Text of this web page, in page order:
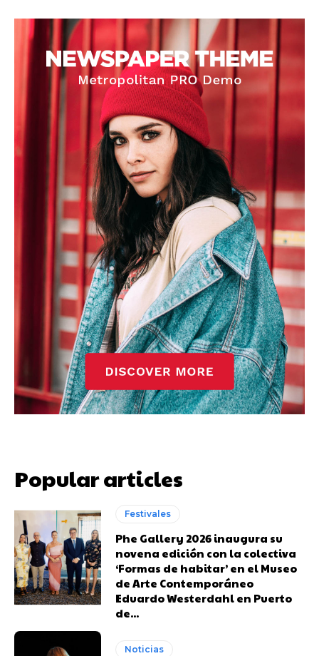
Popular articles
Festivales
Phe Gallery 2026 inaugura su
novena edición con la colectiva
‘Formas de habitar’ en el Museo
de Arte Contemporáneo
Eduardo Westerdahl en Puerto
de...
Noticias